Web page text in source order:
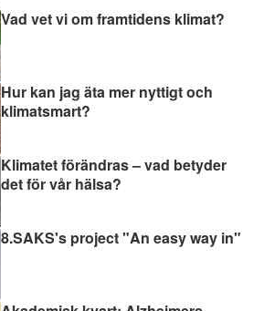
Vad vet vi om framtidens klimat?
Hur kan jag äta mer nyttigt och
klimatsmart?
Klimatet förändras – vad betyder
det för vår hälsa?
8.SAKS's project "An easy way in"